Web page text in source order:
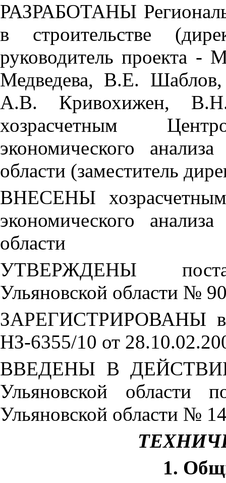
РАЗРАБОТАНЫ
в строительстве
руководитель проекта -
Медведева, В.Е.
А.В. Кривохижен,
хозрасчетным
экономического
области (заместитель
ВНЕСЕНЫ
экономического
области
УТВЕРЖДЕНЫ
Ульяновской области №
ЗАРЕГИСТРИРОВАНЫ в
НЗ-6355/10 от
ВВЕДЕНЫ В ДЕЙСТВИЕ
Ульяновской области
Ульяновской области №
1.